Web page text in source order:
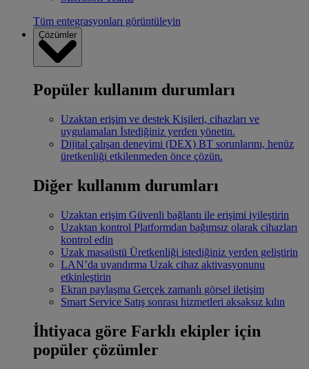
Tüm entegrasyonları görüntüleyin
Çözümler
Popüler kullanım durumları
Uzaktan erişim ve destek Kişileri, cihazları ve
uygulamaları İstediğiniz yerden yönetin.
Dijital çalışan deneyimi (DEX) BT sorunlarını, henüz
üretkenliği etkilenmeden önce çözün.
Diğer kullanım durumları
Uzaktan erişim Güvenli bağlantı ile erişimi iyileştirin
Uzaktan kontrol Platformdan bağımsız olarak cihazları
kontrol edin
Uzak masaüstü Üretkenliği istediğiniz yerden geliştirin
LAN’da uyandırma Uzak cihaz aktivasyonunu
etkinleştirin
Ekran paylaşma Gerçek zamanlı görsel iletişim
Smart Service Satış sonrası hizmetleri aksaksız kılın
İhtiyaca göre Farklı ekipler için
popüler çözümler